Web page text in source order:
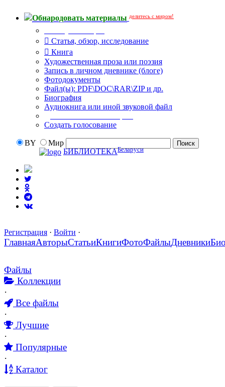
Обнародовать материалы делитесь с миром!
Статья, обзор, исследование
Книга
Художественная проза или поэзия
Запись в личном дневнике (блоге)
Фотодокументы
Файл(ы): PDF\DOC\RAR\ZIP и др.
Биография
Аудиокнига или иной звуковой файл
Создать голосование
BY
Мир
БИБЛИОТЕКАБеларуси
Регистрация · Войти ·
ГлавнаяАвторыСтатьиКнигиФотоФайлыДневники
Файлы
Коллекции
·
Все файлы
·
Лучшие
·
Популярные
·
Каталог